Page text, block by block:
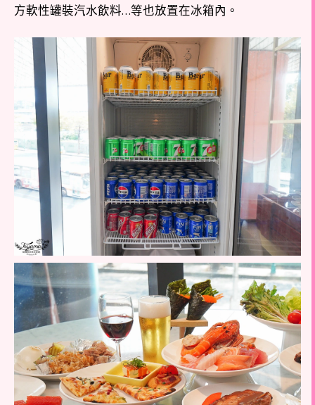
方軟性罐裝汽水飲料…等也放置在冰箱內。